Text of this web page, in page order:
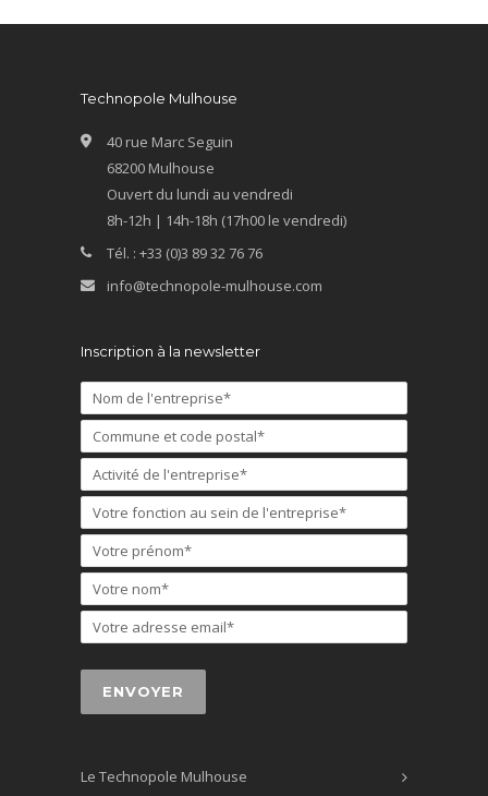
Technopole Mulhouse
40 rue Marc Seguin
68200 Mulhouse
Ouvert du lundi au vendredi
8h-12h | 14h-18h (17h00 le vendredi)
Tél. : +33 (0)3 89 32 76 76
info@technopole-mulhouse.com
Inscription à la newsletter
Le Technopole Mulhouse